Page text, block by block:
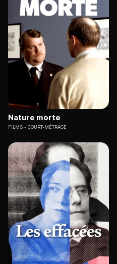
Nature morte
FILMS COURT-MÉTRAGE